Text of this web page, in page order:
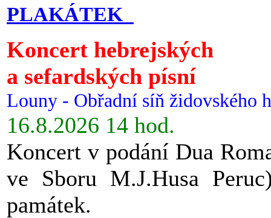
PLAKÁTEK
Koncert hebrejských
a sefardských písní
Louny - Obřadní síň židovského
16.8.2026 14 hod.
Koncert v podání Dua
ve Sboru M.J.Husa
památek.